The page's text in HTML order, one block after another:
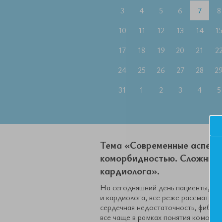
3
4 5 6 7 8
10
11 12 13 14 15
17
18 19 20 21 22
24
25 26 27 28 29
31
1 2 3 4 5
Тема «Современные
коморбидностью. Сложные
кардиолога».
На сегодняшний день пациенты,
и кардиолога, все реже
сердечная недостаточность,
все чаще в рамках понятия